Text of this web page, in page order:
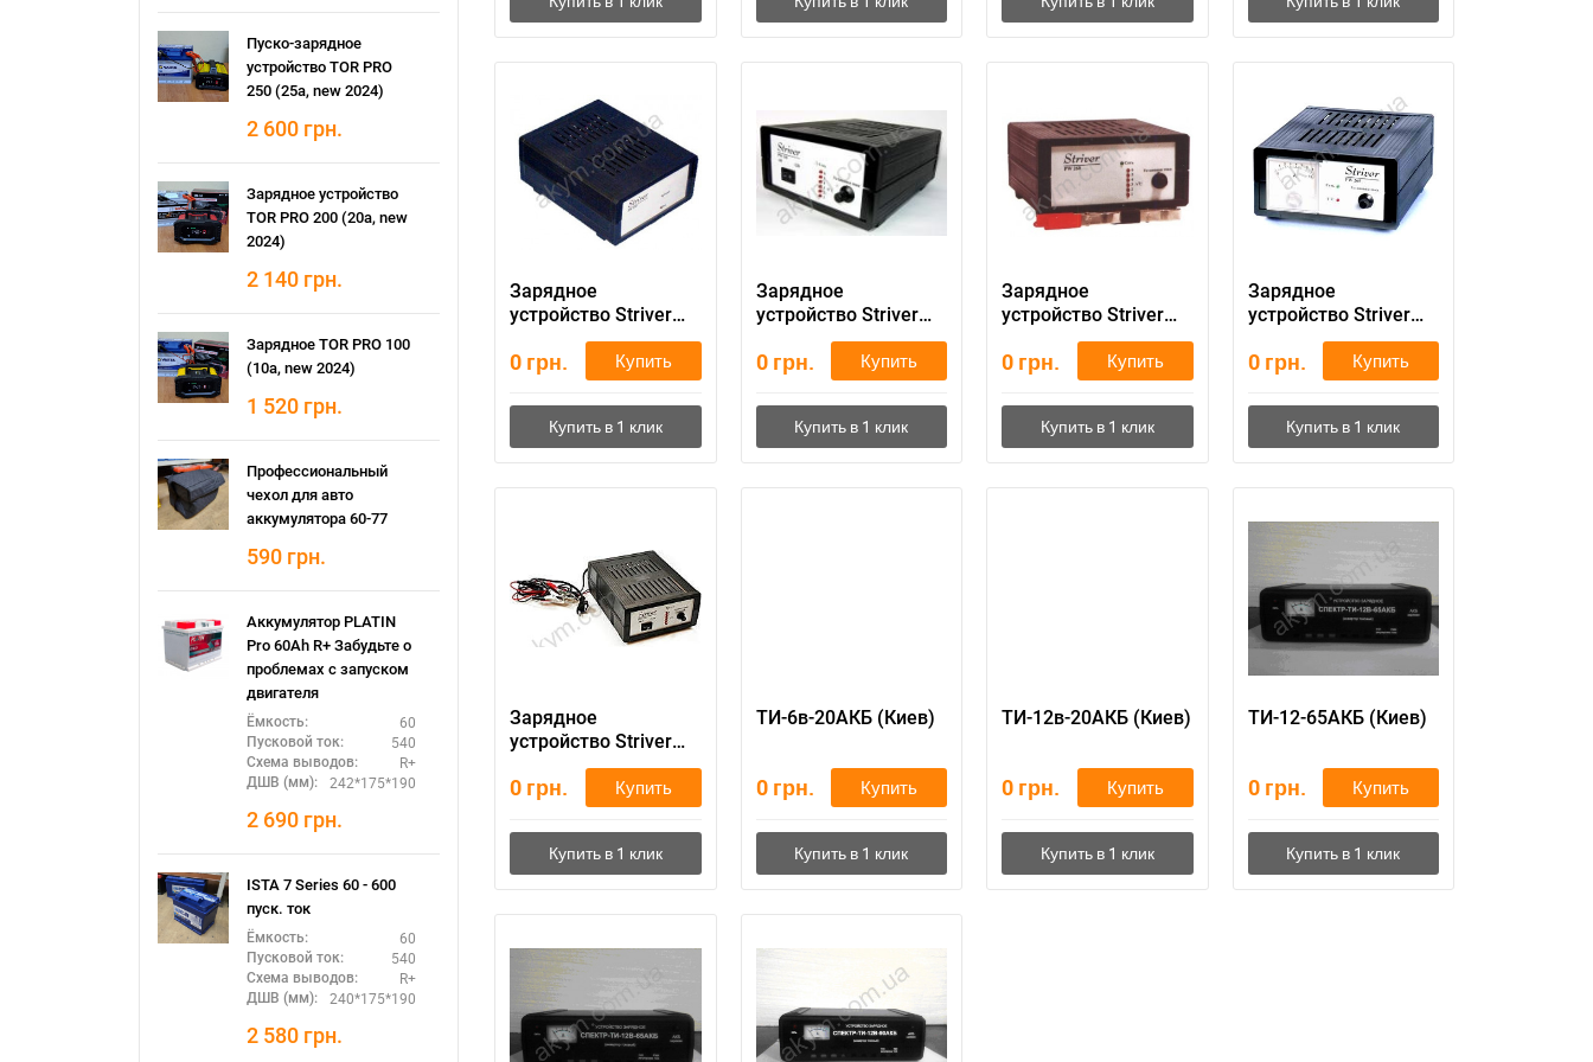
Пуско-зарядное
устройство TOR PRO
250 (25а, new 2024)
2 600 грн.
Зарядное устройство
TOR PRO 200 (20а, new
2024)
2 140 грн.
Зарядное TOR PRO 100
(10а, new 2024)
1 520 грн.
Профессиональный
чехол для авто
аккумулятора 60-77
590 грн.
Аккумулятор PLATIN
Pro 60Ah R+ Забудьте о
проблемах с запуском
двигателя
Ёмкость: 60
Пусковой ток: 540
Схема выводов: R+
ДШВ (мм): 242*175*190
2 690 грн.
ISTA 7 Series 60 - 600
пуск. ток
Ёмкость: 60
Пусковой ток: 540
Схема выводов: R+
ДШВ (мм): 240*175*190
2 580 грн.
Зарядное
устройство Striver
0 грн. Купить
Зарядное
устройство Striver
0 грн. Купить
Зарядное
устройство Striver
0 грн. Купить
Зарядное
устройство Striver
0 грн. Купить
Зарядное
устройство Striver
0 грн. Купить
ТИ-6в-20АКБ (Киев)
0 грн. Купить
ТИ-12в-20АКБ (Киев)
0 грн. Купить
ТИ-12-65АКБ (Киев)
0 грн. Купить
Написать в Viber Написать в Telegram